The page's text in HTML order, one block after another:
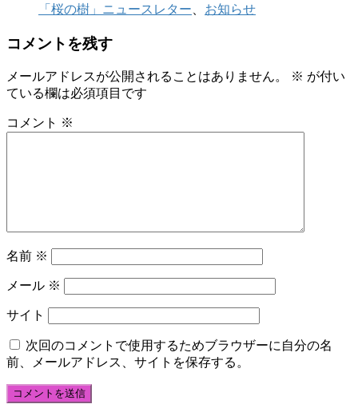
「桜の樹」ニュースレター
お知らせ
コメントを残す
メールアドレスが公開されることはありません。 ※ が付い
ている欄は必須項目です
コメント ※
名前 ※
メール ※
サイト
次回のコメントで使用するためブラウザーに自分の名
前、メールアドレス、サイトを保存する。